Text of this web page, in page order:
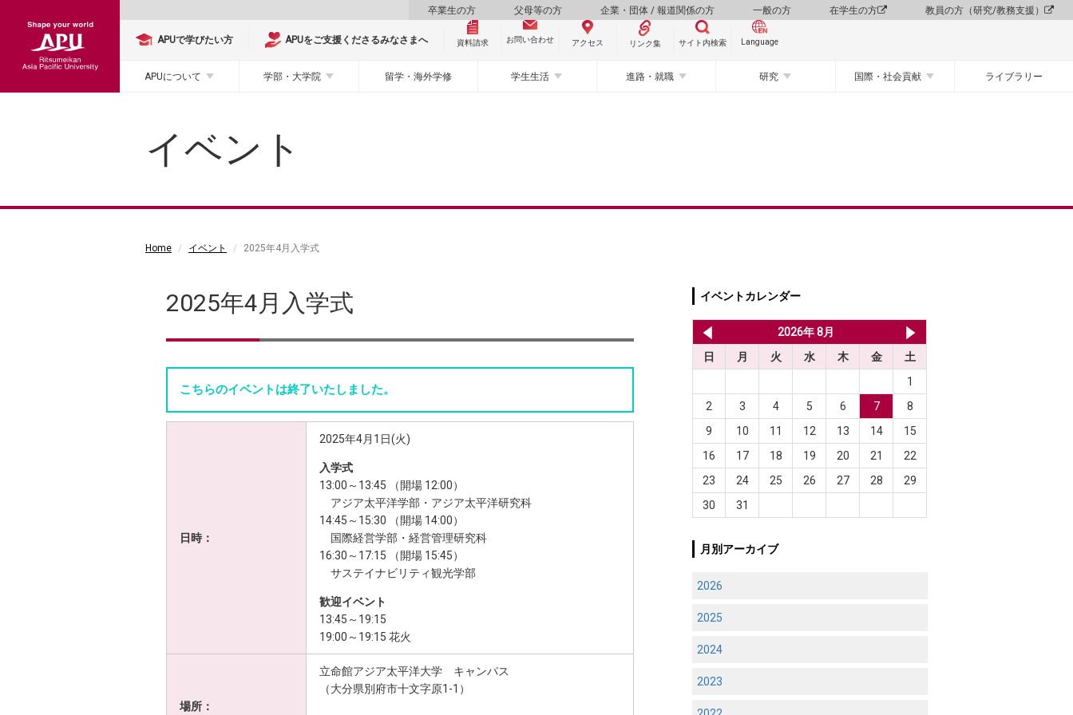
卒業生の方 父母等の方 企業・団体 / 報道関係の方 一般の方 在学生の方 教員の方（研究/教務支援）
APUで学びたい方 APUをご支援くださるみなさまへ 資料請求 お問い合わせ アクセス リンク集 サイト内検索 Language
APUについて 学部・大学院 留学・海外学修 学生生活 進路・就職 研究 国際・社会貢献 ライブラリー
イベント
Home イベント 2025年4月入学式
2025年4月入学式
こちらのイベントは終了いたしました。
日時：
2025年4月1日(火)
入学式
13:00～13:45 （開場 12:00）
アジア太平洋学部・アジア太平洋研究科
14:45～15:30 （開場 14:00）
国際経営学部・経営管理研究科
16:30～17:15 （開場 15:45）
サステイナビリティ観光学部
歓迎イベント
13:45～19:15
19:00～19:15 花火
場所：
立命館アジア太平洋大学 キャンパス
（大分県別府市十文字原1-1）
イベントカレンダー
2026年 8月
日
月 火 水 木 金
土
1
2
3 4 5 6 7
8
9
10 11 12 13 14
15
16
17 18 19 20 21
22
23
24 25 26 27 28
29
30
31
月別アーカイブ
2026
2025
2024
2023